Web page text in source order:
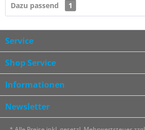
Dazu passend 1
Service
Shop Service
Informationen
Newsletter